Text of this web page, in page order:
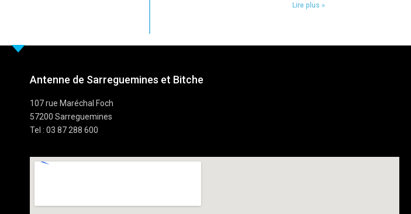
Lire plus »
Antenne de Sarreguemines et Bitche
107 rue Maréchal Foch
57200 Sarreguemines
Tel : 03 87 288 600